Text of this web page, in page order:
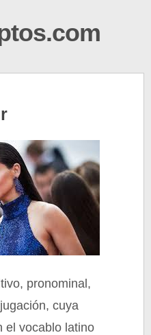
pronominal,
cuya
el vocablo latino